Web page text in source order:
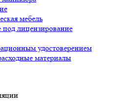
мебель
лицензирование
удостоверением
материалы